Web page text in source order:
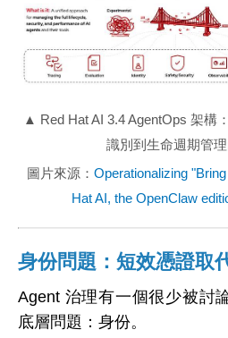
▲ Red Hat AI 3.4 AgentOps 架構
識別到生命週期管
圖片來源： Operationalizing
Hat AI, the OpenClaw
身份問題：短效憑證取
Agent 治理有一個很少被討
底層問題：身份。